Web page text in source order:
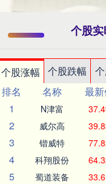
个股
个股涨幅 个股跌幅
排名
名称 最
1
N津富
2 威尔高
3 锴威特
4 科翔股份
5 蜀道装备